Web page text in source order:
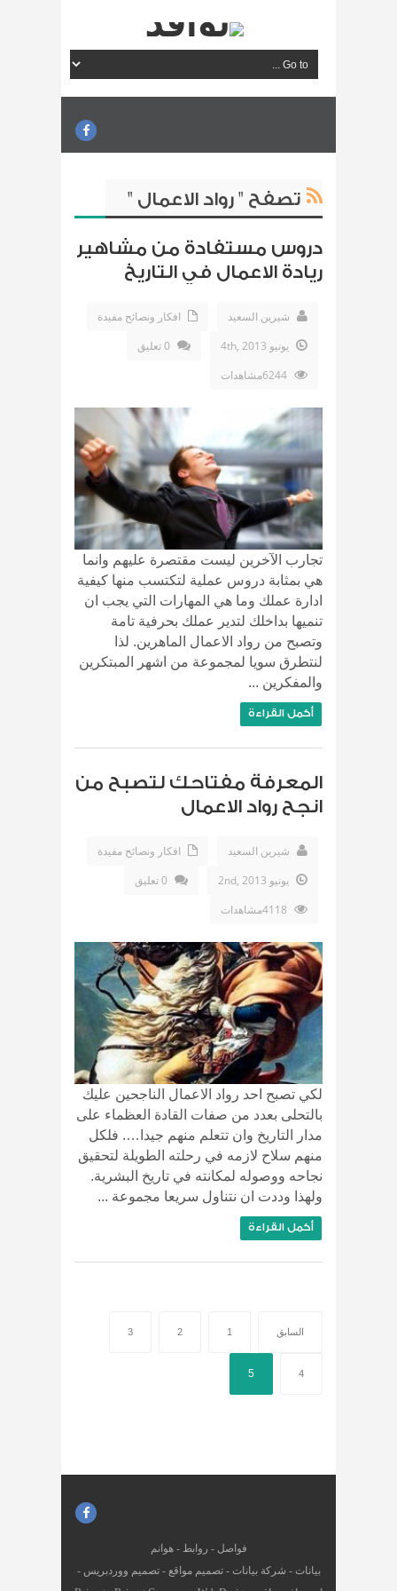
تصفح " رواد الاعمال "
دروس مستفادة من مشاهير
ريادة الاعمال في التاريخ
شيرين السعيد
افكار ونصائح مفيدة
يونيو 4th, 2013
0 تعليق
تجارب الآخرين ليست مقتصرة عليهم وانما
هي بمثابة دروس عملية لتكتسب منها كيفية
ادارة عملك وما هي المهارات التي يجب ان
تنميها بداخلك لتدير عملك بحرفية تامة
وتصبح من رواد الاعمال الماهرين. لذا
لنتطرق سويا لمجموعة من اشهر المبتكرين
والمفكرين ...
أكمل القراءة
المعرفة مفتاحك لتصبح من
انجح رواد الاعمال
شيرين السعيد
افكار ونصائح مفيدة
يونيو 2nd, 2013
0 تعليق
لكي تصبح احد رواد الاعمال الناجحين عليك
بالتحلى بعدد من صفات القادة العظماء على
مدار التاريخ وان تتعلم منهم جيدا…. فلكل
منهم سلاح لازمه في رحلته الطويلة لتحقيق
نجاحه ووصوله لمكانته في تاريخ البشرية.
ولهذا وددت ان نتناول سريعا مجموعة ...
أكمل القراءة
السابق 1
2
3
4
5
فواصل - روابط -هوانم
بيانات - شركة بيانات -تصميم مواقع -تصميم ووردبريس -